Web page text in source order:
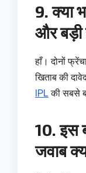
9. क्या
और बड़ी
हाँ। दोनों
खिताब की
IPL की सबसे
10. इस
जवाब